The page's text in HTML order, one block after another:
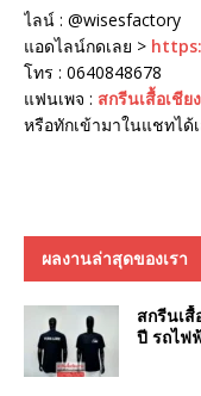
ไลน์ : @wisesfactory
แอดไลน์กดเลย >
โทร : 0640848678
แฟนเพจ : สกรีนเสื้อเชีย
หรือทักเข้ามาในแชทได้
ผลงานล่าสุดของเรา
สกรีนเสื้
ปี รถไฟ